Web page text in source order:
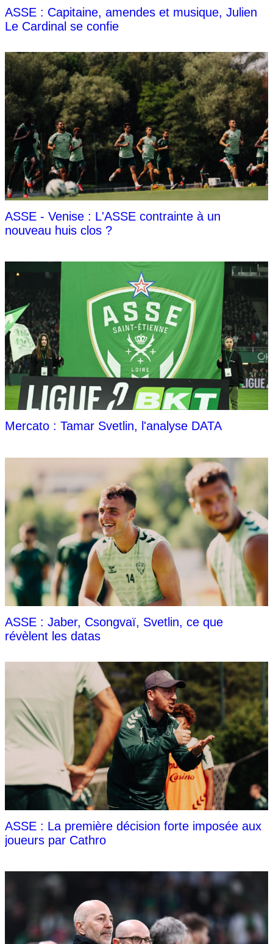
ASSE : Capitaine, amendes et musique, Julien
Le Cardinal se confie
ASSE - Venise : L'ASSE contrainte à un
nouveau huis clos ?
Mercato : Tamar Svetlin, l'analyse DATA
ASSE : Jaber, Csongvaï, Svetlin, ce que
révèlent les datas
ASSE : La première décision forte imposée aux
joueurs par Cathro